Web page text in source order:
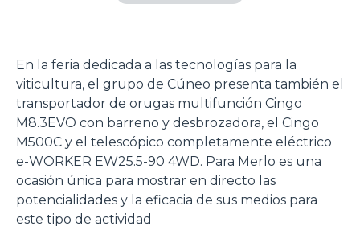
En la feria dedicada a las tecnologías para la
viticultura, el grupo de Cúneo presenta también el
transportador de orugas multifunción Cingo
M8.3EVO con barreno y desbrozadora, el Cingo
M500C y el telescópico completamente eléctrico
e-WORKER EW25.5-90 4WD. Para Merlo es una
ocasión única para mostrar en directo las
potencialidades y la eficacia de sus medios para
este tipo de actividad